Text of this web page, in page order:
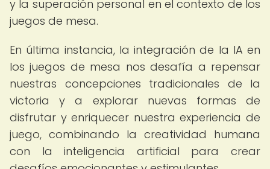
y la superación personal en el contexto de los
juegos de mesa.
En última instancia, la integración de la IA en
los juegos de mesa nos desafía a repensar
nuestras concepciones tradicionales de la
victoria y a explorar nuevas formas de
disfrutar y enriquecer nuestra experiencia de
juego, combinando la creatividad humana
con la inteligencia artificial para crear